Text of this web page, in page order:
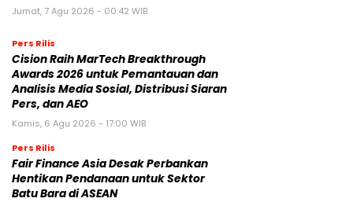
Jumat, 7 Agu 2026 - 00:42 WIB
Pers Rilis
Cision Raih MarTech Breakthrough
Awards 2026 untuk Pemantauan dan
Analisis Media Sosial, Distribusi Siaran
Pers, dan AEO
Kamis, 6 Agu 2026 - 17:00 WIB
Pers Rilis
Fair Finance Asia Desak Perbankan
Hentikan Pendanaan untuk Sektor
Batu Bara di ASEAN